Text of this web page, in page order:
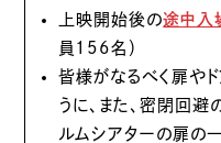
上映開始後の途中入
員156名）
皆様がなるべく扉や
うに、また、密閉回
ルムシアターの扉の